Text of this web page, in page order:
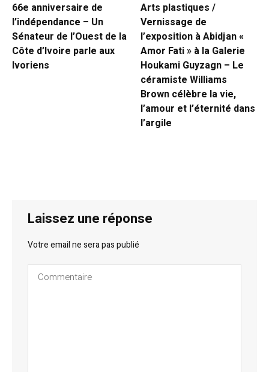
66e anniversaire de
l’indépendance – Un
Sénateur de l’Ouest de la
Côte d’Ivoire parle aux
Ivoriens
Arts plastiques /
Vernissage de
l’exposition à Abidjan «
Amor Fati » à la Galerie
Houkami Guyzagn – Le
céramiste Williams
Brown célèbre la vie,
l’amour et l’éternité dans
l’argile
Laissez une réponse
Votre email ne sera pas publié